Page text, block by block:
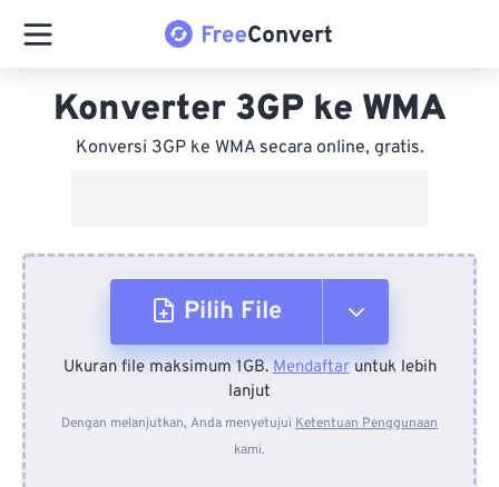
Konverter 3GP ke WMA
Konversi 3GP ke WMA secara online, gratis.
Pilih File
Dari Perangkat
Dari Dropbox
Ukuran file maksimum 1GB.Mendaftaruntuk lebih
lanjut
Dengan melanjutkan, Anda menyetujui Ketentuan Penggunaan
kami.